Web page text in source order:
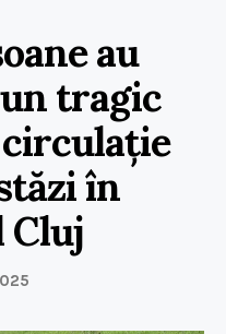
au
tragic
în
Cluj